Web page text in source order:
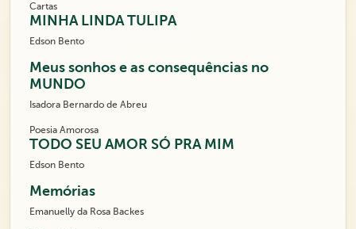
Cartas
MINHA LINDA TULIPA
Edson Bento
Meus sonhos e as consequências no
MUNDO
Isadora Bernardo de Abreu
Poesia Amorosa
TODO SEU AMOR SÓ PRA MIM
Edson Bento
Memórias
Emanuelly da Rosa Backes